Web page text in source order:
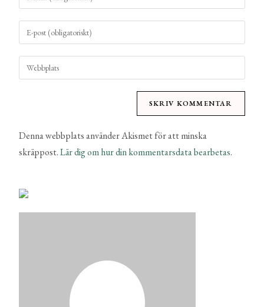
Denna webbplats använder Akismet för att minska
skräppost.Lär dig om hur din kommentarsdata bearbetas.